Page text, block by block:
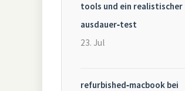
tools und ein realistischer
ausdauer‑test
23. Jul
refurbished‑macbook bei